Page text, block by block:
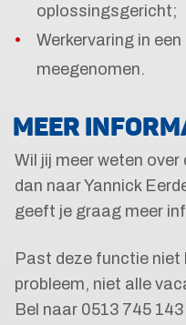
oplossingsgericht;
Werkervaring in
meegenomen.
MEER
Wil jij meer weten
dan naar Yannick
geeft je graag meer
Past deze functie niet
probleem, niet alle
Bel naar 0513 745